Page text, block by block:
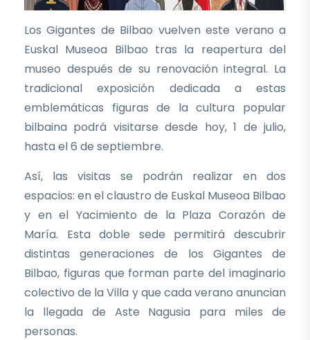
Los Gigantes de Bilbao vuelven este verano a
Euskal Museoa Bilbao tras la reapertura del
museo después de su renovación integral. La
tradicional exposición dedicada a estas
emblemáticas figuras de la cultura popular
bilbaina podrá visitarse desde hoy, 1 de julio,
hasta el 6 de septiembre.
Así, las visitas se podrán realizar en dos
espacios: en el claustro de Euskal Museoa Bilbao
y en el Yacimiento de la Plaza Corazón de
María. Esta doble sede permitirá descubrir
distintas generaciones de los Gigantes de
Bilbao, figuras que forman parte del imaginario
colectivo de la Villa y que cada verano anuncian
la llegada de Aste Nagusia para miles de
personas.